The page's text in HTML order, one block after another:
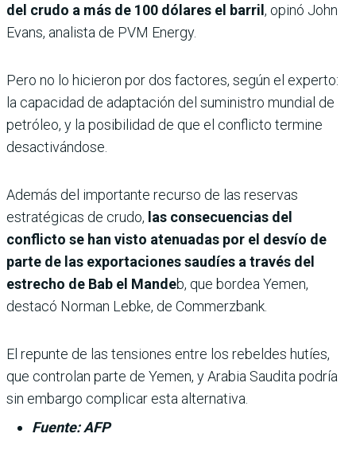
del crudo a más de 100 dólares el barril, opinó John
Evans, analista de PVM Energy.
Pero no lo hicieron por dos factores, según el experto:
la capacidad de adaptación del suministro mundial de
petróleo, y la posibilidad de que el conflicto termine
desactivándose.
Además del importante recurso de las reservas
estratégicas de crudo, las consecuencias del
conflicto se han visto atenuadas por el desvío de
parte de las exportaciones saudíes a través del
estrecho de Bab el Mandeb, que bordea Yemen,
destacó Norman Lebke, de Commerzbank.
El repunte de las tensiones entre los rebeldes hutíes,
que controlan parte de Yemen, y Arabia Saudita podría
sin embargo complicar esta alternativa.
Fuente: AFP